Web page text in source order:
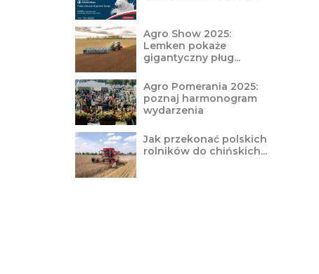
Agro Show 2025:
Lemken pokaże
gigantyczny pług...
Agro Pomerania 2025:
poznaj harmonogram
wydarzenia
Jak przekonać polskich
rolników do chińskich...